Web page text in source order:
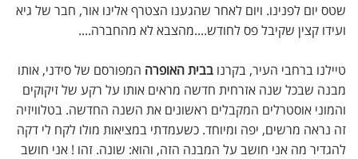
שטס יום לפנינו. ויום לאחר שהגענו הצטרף אלינו אור, חבר של גיא
ועידו קצין שקיבל פס לחודש....מהצבא לא מהחברה....
טיילנו ברחבי העיר, בקרנו בבית האופרה המפורסם של סידני, אותו
מבנה שבכל שנה אזרחית חדשה מראים אותו על רקע של זיקוקים
והמוני אוסטרלים המקבלים ראשונים את השנה החדשה. בטלוויזיה
זה נראה מרשים, יפה ומיוחד. כשעמדתי במציאות מולו לקח לי דקה
להגדיר מה אני חושב על המבנה הזה, והוא: שונה. זהו ! אני חושב